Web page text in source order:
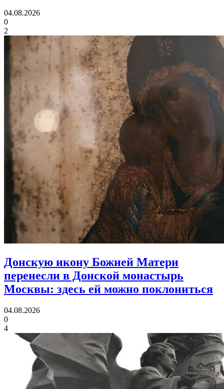
04.08.2026
0
2
Донскую икону Божией Матери
перенесли в Донской монастырь
Москвы: здесь ей можно поклониться
04.08.2026
0
4